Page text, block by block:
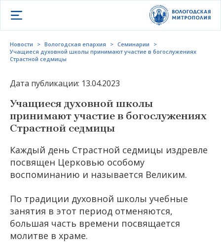
Открыть меню
Новости > Вологодская епархия > Семинарии
>
Учащиеся духовной школы принимают участие в богослужениях
Страстной седмицы
Дата публикации: 13.04.2023
Учащиеся духовной школы
принимают участие в богослужениях
Страстной седмицы
Каждый день Страстной седмицы издревле
посвящен Церковью особому
воспоминанию и называется Великим.
По традиции духовной школы учебные
занятия в этот период отменяются,
большая часть времени посвящается
молитве в храме.